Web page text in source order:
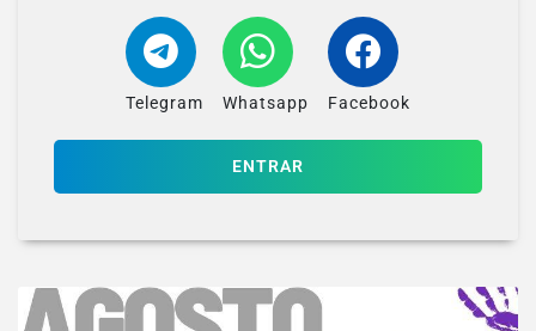
Telegram Whatsapp Facebook
ENTRAR